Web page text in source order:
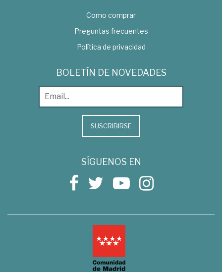
Como comprar
Preguntas frecuentes
Política de privacidad
BOLETÍN DE NOVEDADES
SUSCRIBIRSE
SÍGUENOS EN